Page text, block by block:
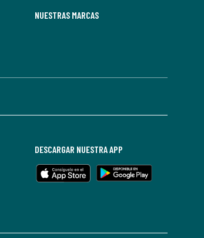
NUESTRAS MARCAS
DESCARGAR NUESTRA APP